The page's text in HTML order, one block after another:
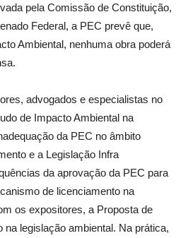
pela Comissão de Constituição,
Federal, a PEC prevê que,
Ambiental, nenhuma obra poderá
advogados e especialistas no
de Impacto Ambiental na
da PEC no âmbito
e a Legislação Infra
da aprovação da PEC para
de licenciamento na
os expositores, a Proposta de
legislação ambiental. Na prática,